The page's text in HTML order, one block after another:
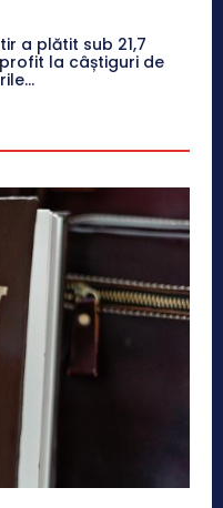
a plătit sub 21,7
la câștiguri de